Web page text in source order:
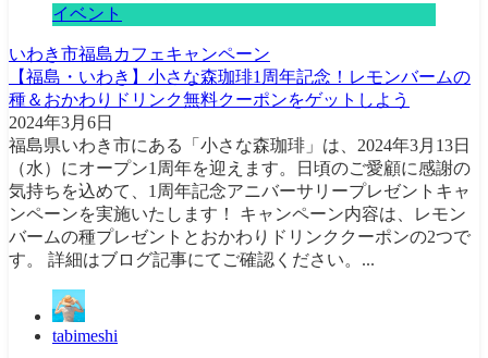
イベント
いわき市福島カフェ キャンペーン
【福島・いわき】小さな森珈琲1周年記念！レモンバームの
種＆おかわりドリンク無料クーポンをゲットしよう
2024年3月6日
福島県いわき市にある「小さな森珈琲」は、2024年3月13日
（水）にオープン1周年を迎えます。日頃のご愛顧に感謝の
気持ちを込めて、1周年記念アニバーサリープレゼントキャ
ンペーンを実施いたします！ キャンペーン内容は、レモン
バームの種プレゼントとおかわりドリンククーポンの2つで
す。 詳細はブログ記事にてご確認ください。...
tabimeshi